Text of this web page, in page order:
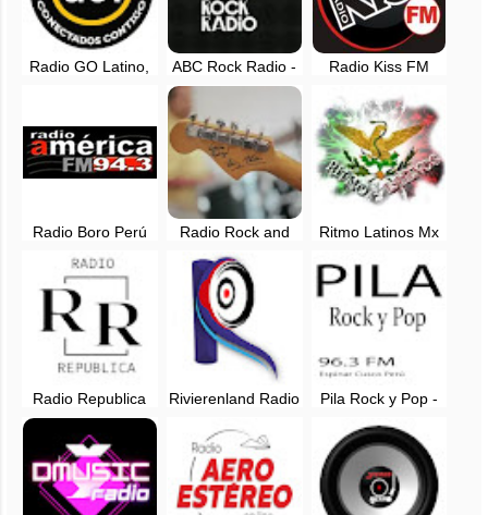
Radio GO Latino,
ABC Rock Radio -
EN VIVO - Lima,
Radio Kiss FM
mejor del Rock
Radio Boro Perú
Radio Rock and
vivo - Lima, Perú
Ritmo Latinos Mx
Radio Republica
Internacional en
vivo - Managua,
Nicaragua
Rivierenland Radio
Pila Rock y Pop -